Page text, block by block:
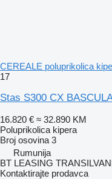
CEREALE poluprikolica
17
Stas S300 CX
16.820 € ≈ 32.890 KM
Poluprikolica kipera
Broj osovina 3
Rumunija
BT LEASING
Kontaktirajte prodavca